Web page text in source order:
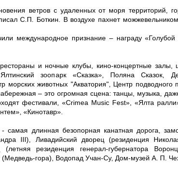
ветров с удаленных от моря территорий,
С.П. Боткин. В воздухе пахнет
международное признание – награду
и ночные клубы, кино-концертные залы,
Ялтинский зоопарк «Сказка», Поляна Сказок,
морских животных "Акватория", Центр подводного
– это огромная сцена: танцы, музыка,
фестивали, «Crimea Music Fest», «Ялта
«Кинотавр».
самая длинная безопорная канатная дорога,
III), Ливадийский дворец (резиденция
резиденция генерал-губернатора
гора), Водопад Учан-Су, Дом-музей А. П.